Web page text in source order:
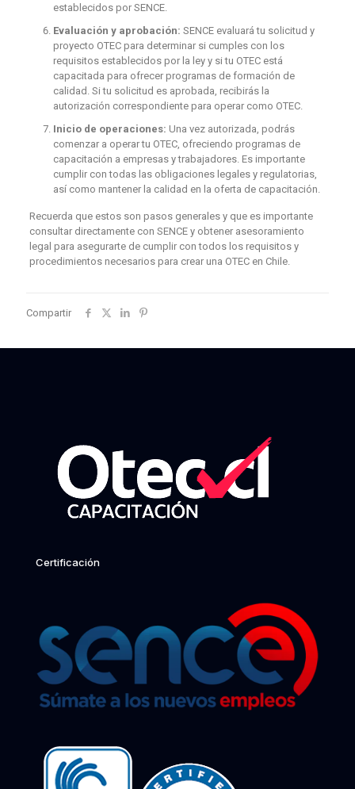
establecidos por SENCE.
Evaluación y aprobación: SENCE evaluará tu solicitud y
proyecto OTEC para determinar si cumples con los
requisitos establecidos por la ley y si tu OTEC está
capacitada para ofrecer programas de formación de
calidad. Si tu solicitud es aprobada, recibirás la
autorización correspondiente para operar como OTEC.
Inicio de operaciones: Una vez autorizada, podrás
comenzar a operar tu OTEC, ofreciendo programas de
capacitación a empresas y trabajadores. Es importante
cumplir con todas las obligaciones legales y regulatorias,
así como mantener la calidad en la oferta de capacitación.
Recuerda que estos son pasos generales y que es importante
consultar directamente con SENCE y obtener asesoramiento
legal para asegurarte de cumplir con todos los requisitos y
procedimientos necesarios para crear una OTEC en Chile.
Compartir
Certificación